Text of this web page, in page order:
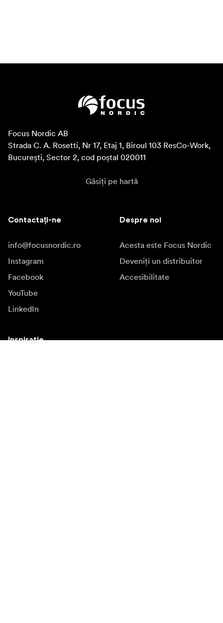
Focus Nordic AB
Strada C. A. Rosetti, Nr 17, Etaj 1, Biroul 103 ResCo-Work,
București, Sector 2, cod poștal 020011
Găsiți pe hartă
Contactați-ne
info@focusnordic.ro
Instagram
Facebook
YouTube
LinkedIn
Despre noi
Acesta este Focus Nordic
Deveniți un distribuitor
Accesibilitate
Inspiratie